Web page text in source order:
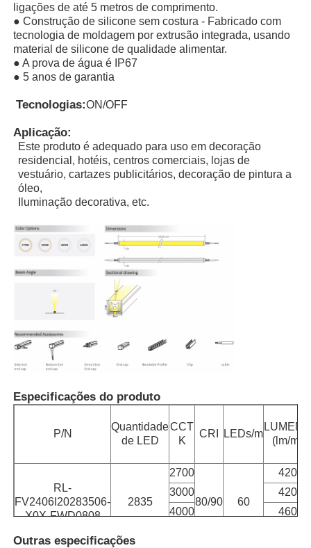
Casa
Produtos
Quem Somos
Controle de Qualidade
Fale Conosco
notícias
ligações de até 5 metros de comprimento.
● Construção de silicone sem costura - Fabricado com
tecnologia de moldagem por extrusão integrada, usando
material de silicone de qualidade alimentar.
● A prova de água é IP67
● 5 anos de garantia
Tecnologias:ON/OFF
Aplicação:
Este produto é adequado para uso em decoração
residencial, hotéis, centros comerciais, lojas de
vestuário, cartazes publicitários, decoração de pintura a
óleo,
Iluminação decorativa, etc.
Especificações do produto
P/N
Quantidade
de LED
CCT
K
CRI LEDs/m
LUMENS
(lm/m)
RL-
FV2406I20283506-
X0X-FWD0808
2835
2700
80/90 60
420
3000
420
4000
460
Outras especificações